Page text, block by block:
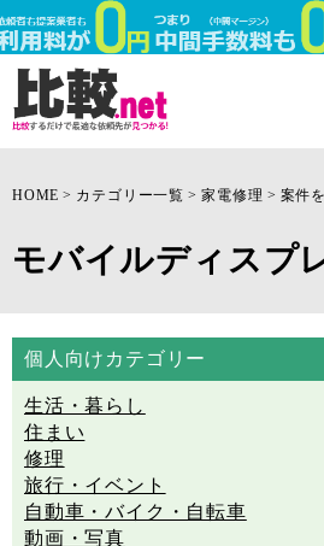
HOME カテゴリー一覧 家電修理 案件
モバイルディスプ
個人向けカテゴリー
生活・暮らし
住まい
修理
旅行・イベント
自動車・バイク・自転車
動画・写真